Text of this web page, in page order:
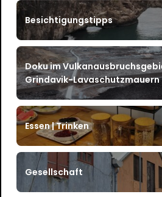
Besichtigungstipps
Doku im
Grindavik-Lavaschutzmauern
Essen | Trinken
Gesellschaft